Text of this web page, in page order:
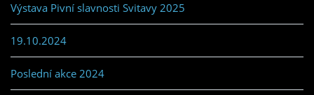
Výstava Pivní slavnosti Svitavy 2025
19.10.2024
Poslední akce 2024